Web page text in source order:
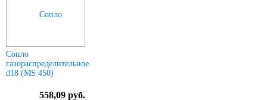
Сопло
газораспределительное
d18 (MS 450)
558,09 руб.